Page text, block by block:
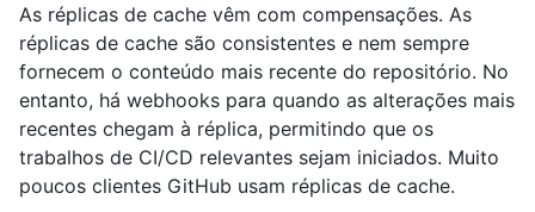
As réplicas de cache vêm com compensações. As
réplicas de cache são consistentes e nem sempre
fornecem o conteúdo mais recente do repositório. No
entanto, há webhooks para quando as alterações mais
recentes chegam à réplica, permitindo que os
trabalhos de CI/CD relevantes sejam iniciados. Muito
poucos clientes GitHub usam réplicas de cache.